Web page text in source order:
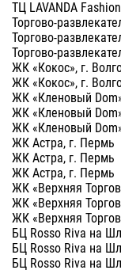
ТЦ LAVANDA
Торгово-
Торгово-
Торгово-
ЖК «Кокос», г.
ЖК «Кокос», г.
ЖК «Кленовый
ЖК «Кленовый
ЖК «Кленовый
ЖК Астра, г. Пермь
ЖК Астра, г. Пермь
ЖК Астра, г. Пермь
ЖК «Верхняя
ЖК «Верхняя
ЖК «Верхняя
БЦ Rosso Riva на
БЦ Rosso Riva на
БЦ Rosso Riva на